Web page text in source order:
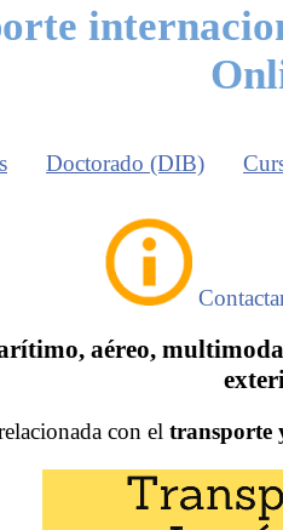
Doctorado (DIB)
aéreo,
con el transporte